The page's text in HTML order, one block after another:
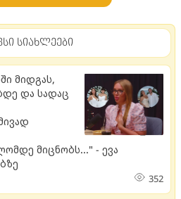
სიახლეები
მიდგას,
და სადაც
მიცნობს..." - ევა
352